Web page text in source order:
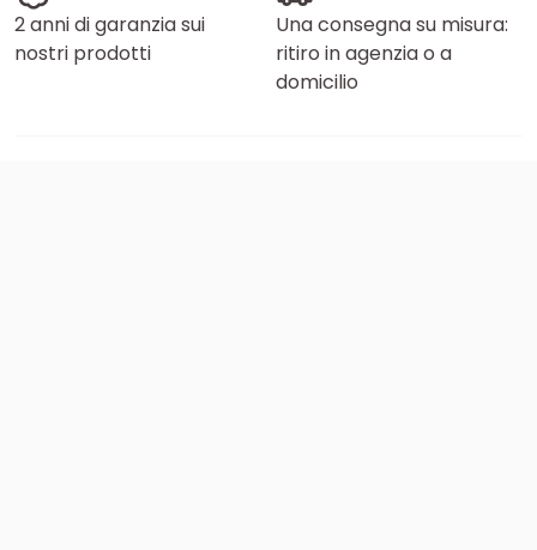
2 anni di garanzia sui
nostri prodotti
Una consegna su misura:
ritiro in agenzia o a
domicilio